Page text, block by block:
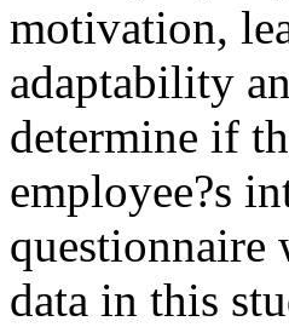
motivation,
adaptability
determine if
employee?s
questionnaire
data in this